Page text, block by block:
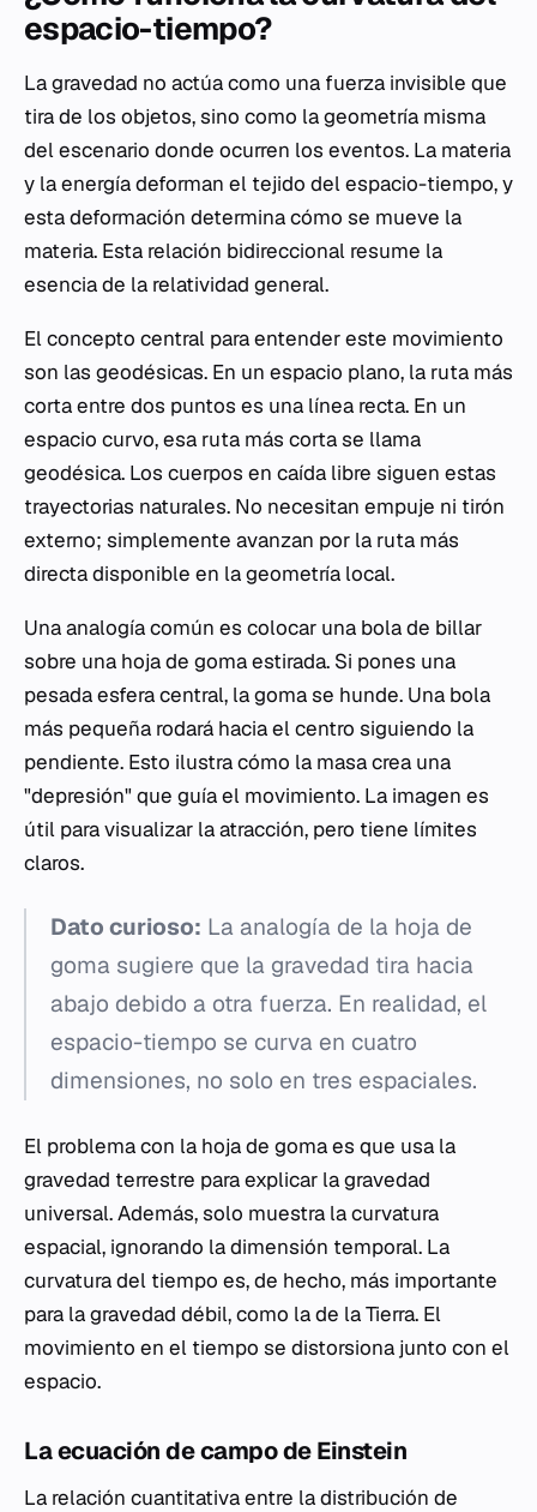
espacio-tiempo?
La gravedad no actúa como una fuerza invisible que
tira de los objetos, sino como la geometría misma
del escenario donde ocurren los eventos. La materia
y la energía deforman el tejido del espacio-tiempo, y
esta deformación determina cómo se mueve la
materia. Esta relación bidireccional resume la
esencia de la relatividad general.
El concepto central para entender este movimiento
son las geodésicas. En un espacio plano, la ruta más
corta entre dos puntos es una línea recta. En un
espacio curvo, esa ruta más corta se llama
geodésica. Los cuerpos en caída libre siguen estas
trayectorias naturales. No necesitan empuje ni tirón
externo; simplemente avanzan por la ruta más
directa disponible en la geometría local.
Una analogía común es colocar una bola de billar
sobre una hoja de goma estirada. Si pones una
pesada esfera central, la goma se hunde. Una bola
más pequeña rodará hacia el centro siguiendo la
pendiente. Esto ilustra cómo la masa crea una
"depresión" que guía el movimiento. La imagen es
útil para visualizar la atracción, pero tiene límites
claros.
Dato curioso: La analogía de la hoja de
goma sugiere que la gravedad tira hacia
abajo debido a otra fuerza. En realidad, el
espacio-tiempo se curva en cuatro
dimensiones, no solo en tres espaciales.
El problema con la hoja de goma es que usa la
gravedad terrestre para explicar la gravedad
universal. Además, solo muestra la curvatura
espacial, ignorando la dimensión temporal. La
curvatura del tiempo es, de hecho, más importante
para la gravedad débil, como la de la Tierra. El
movimiento en el tiempo se distorsiona junto con el
espacio.
La ecuación de campo de Einstein
La relación cuantitativa entre la distribución de